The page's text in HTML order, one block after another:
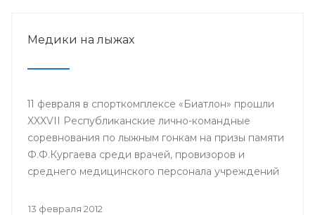
Медики на лыжах
11 февраля в спорткомплексе «Биатлон» прошли
XXXVII Республиканские лично-командные
соревнования по лыжным гонкам на призы памяти
Ф.Ф.Кургаева среди врачей, провизоров и
среднего медицинского персонала учреждений
профессорско-преподавательского состава
13 февраля 2012